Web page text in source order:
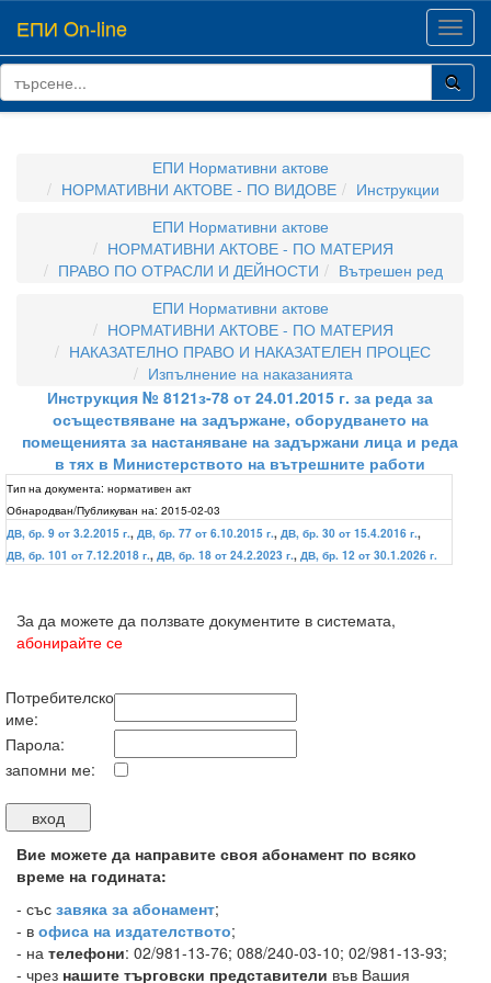
ЕПИ On-line
ЕПИ Нормативни актове
НОРМАТИВНИ АКТОВЕ - ПО ВИДОВЕ
Инструкции
ЕПИ Нормативни актове
НОРМАТИВНИ АКТОВЕ - ПО МАТЕРИЯ
ПРАВО ПО ОТРАСЛИ И ДЕЙНОСТИ
Вътрешен ред
ЕПИ Нормативни актове
НОРМАТИВНИ АКТОВЕ - ПО МАТЕРИЯ
НАКАЗАТЕЛНО ПРАВО И НАКАЗАТЕЛЕН ПРОЦЕС
Изпълнение на наказанията
Инструкция № 8121з-78 от 24.01.2015 г. за реда за
осъществяване на задържане, оборудването на
помещенията за настаняване на задържани лица и реда
в тях в Министерството на вътрешните работи
Тип на документа: нормативен акт
Обнародван/Публикуван на: 2015-02-03
ДВ, бр. 9 от 3.2.2015 г., ДВ, бр. 77 от 6.10.2015 г., ДВ, бр. 30 от 15.4.2016 г.,
ДВ, бр. 101 от 7.12.2018 г., ДВ, бр. 18 от 24.2.2023 г., ДВ, бр. 12 от 30.1.2026 г.
За да можете да ползвате документите в системата,
абонирайте се
Потребителско
име:
Парола:
запомни ме:
Вие можете да направите своя абонамент по всяко
време на годината:
- със завяка за абонамент;
- в офиса на издателството;
- на телефони: 02/981-13-76; 088/240-03-10; 02/981-13-93;
- чрез нашите търговски представители във Вашия